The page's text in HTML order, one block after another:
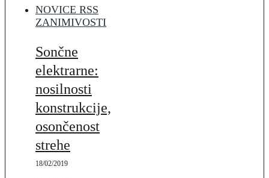
NOVICE RSS
ZANIMIVOSTI
Sončne
elektrarne:
nosilnosti
konstrukcije,
osončenost
strehe
18/02/2019